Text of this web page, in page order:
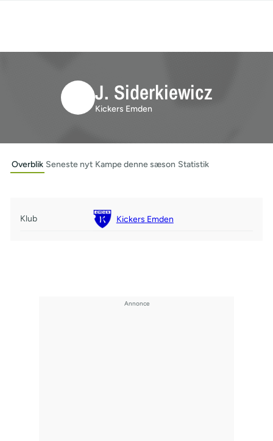
J. Siderkiewicz
Kickers Emden
Overblik Seneste nyt Kampe denne sæson Statistik
Klub Kickers Emden